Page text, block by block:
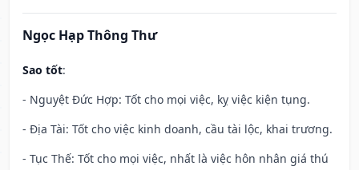
Ngọc Hạp Thông Thư
Sao tốt:
- Nguyệt Đức Hợp: Tốt cho mọi việc, kỵ việc kiện tụng.
- Địa Tài: Tốt cho việc kinh doanh, cầu tài lộc, khai trương.
- Tục Thế: Tốt cho mọi việc, nhất là việc hôn nhân giá thú